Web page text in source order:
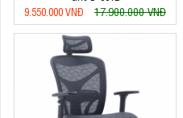
9.550.000 VNĐ
17.900.000 VNĐ